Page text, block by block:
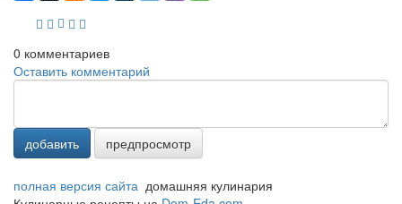
0 комментариев
Оставить комментарий
добавить предпросмотр
полная версия сайта домашняя кулинария